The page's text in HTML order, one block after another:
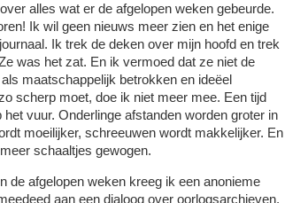
alles wat er de afgelopen weken gebeurde.
Ik wil geen nieuws meer zien en het enige
Ik trek de deken over mijn hoofd en trek
was het zat. En ik vermoed dat ze niet de
maatschappelijk betrokken en ideëel
scherp moet, doe ik niet meer mee. Een tijd
vuur. Onderlinge afstanden worden groter in
moeilijker, schreeuwen wordt makkelijker. En
schaaltjes gewogen.
de afgelopen weken kreeg ik een anonieme
aan een dialoog over oorlogsarchieven.